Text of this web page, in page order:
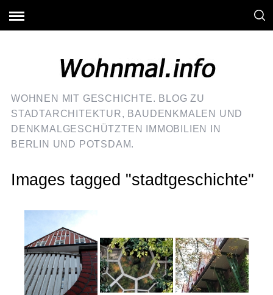
WOHNEN MIT GESCHICHTE. BLOG ZU
STADTARCHITEKTUR, BAUDENKMALEN UND
DENKMALGESCHÜTZTEN IMMOBILIEN IN
BERLIN UND POTSDAM.
Images tagged "stadtgeschichte"